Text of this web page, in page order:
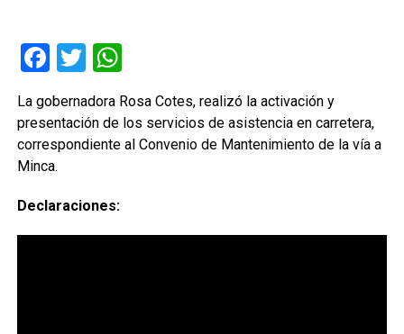
Facebook
TwitterWhatsApp
La gobernadora Rosa Cotes, realizó la activación y
presentación de los servicios de asistencia en carretera,
correspondiente al Convenio de Mantenimiento de la vía a
Minca.
Declaraciones: